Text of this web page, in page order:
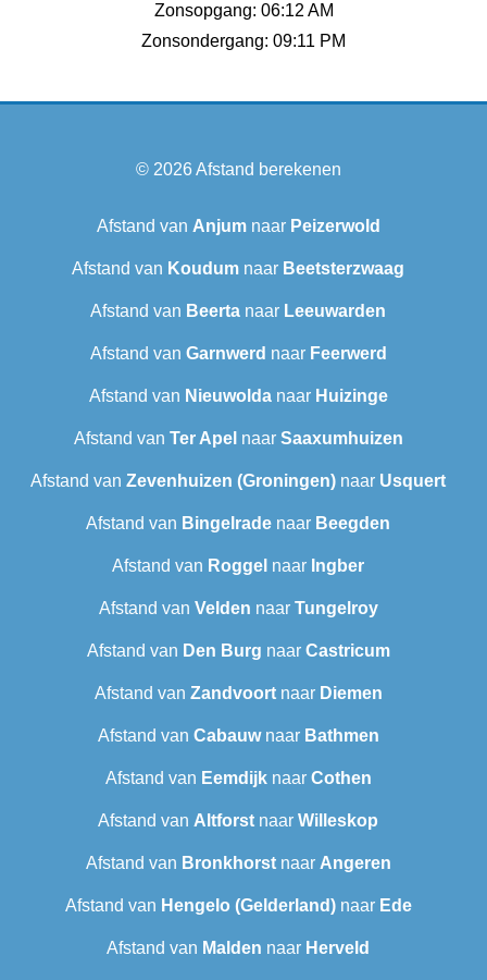
Zonsopgang: 06:12 AM
Zonsondergang: 09:11 PM
© 2026Afstand berekenen
Afstand van Anjumnaar Peizerwold
Afstand van Koudum naar Beetsterzwaag
Afstand van Beerta naar Leeuwarden
Afstand van Garnwerd naar Feerwerd
Afstand van Nieuwoldanaar Huizinge
Afstand van Ter Apel naar Saaxumhuizen
Afstand van Zevenhuizen (Groningen) naar Usquert
Afstand van Bingelrade naar Beegden
Afstand van Roggel naar Ingber
Afstand van Velden naar Tungelroy
Afstand van Den Burg naar Castricum
Afstand van Zandvoortnaar Diemen
Afstand van Cabauwnaar Bathmen
Afstand van Eemdijknaar Cothen
Afstand van Altforst naar Willeskop
Afstand van Bronkhorstnaar Angeren
Afstand van Hengelo (Gelderland)naar Ede
Afstand van Malden naar Herveld